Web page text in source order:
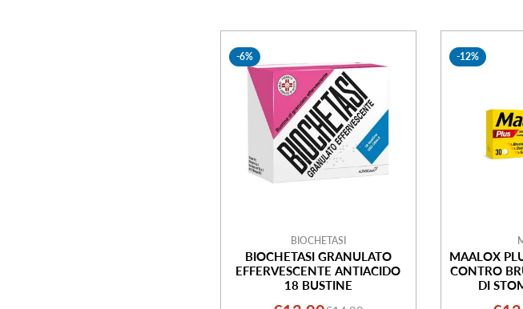
-6%
BIOCHETASI
BIOCHETASI GRANULATO
EFFERVESCENTE ANTIACIDO
18 BUSTINE
-12%
MAALOX
CONTRO
DI